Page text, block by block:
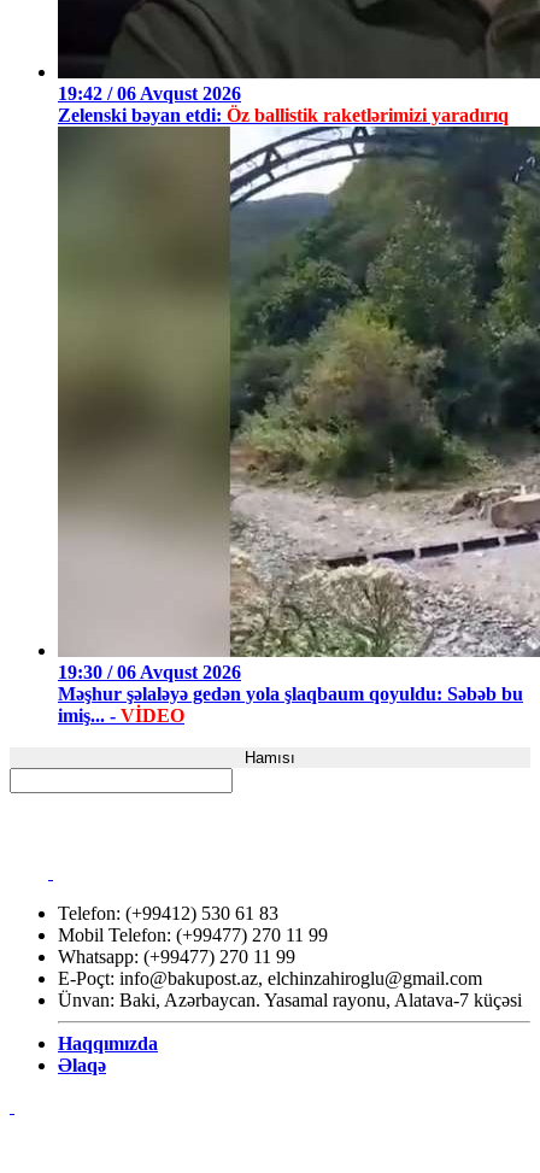
19:42 / 06 Avqust 2026
Zelenski bəyan etdi: Öz ballistik raketlərimizi yaradırıq
19:30 / 06 Avqust 2026
Məşhur şəlaləyə gedən yola şlaqbaum qoyuldu: Səbəb bu
imiş... - VİDEO
Hamısı
Telefon: (+99412) 530 61 83
Mobil Telefon: (+99477) 270 11 99
Whatsapp: (+99477) 270 11 99
E-Poçt: info@bakupost.az, elchinzahiroglu@gmail.com
Ünvan: Baki, Azərbaycan. Yasamal rayonu, Alatava-7 küçəsi
Haqqımızda
Əlaqə